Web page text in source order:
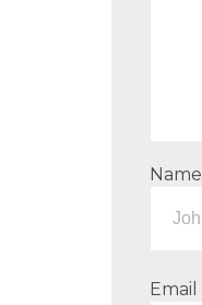
Name
Email